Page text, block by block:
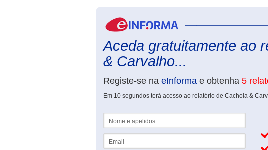
Aceda gratuitamente ao
& Carvalho...
Registe-se na eInforma e obtenha 5
Em 10 segundos terá acesso ao relatório de Cachola &